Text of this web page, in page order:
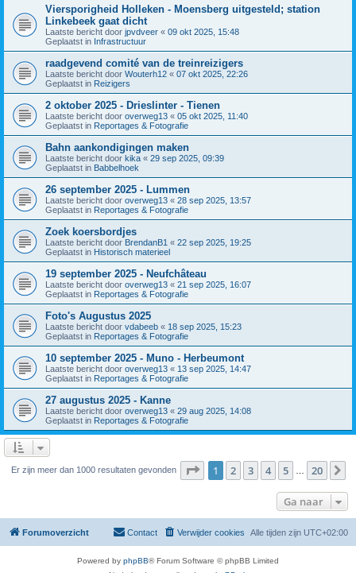
Viersporigheid Holleken - Moensberg uitgesteld; station
Linkebeek gaat dicht
Laatste bericht door jpvdveer « 09 okt 2025, 15:48
Geplaatst in Infrastructuur
raadgevend comité van de treinreizigers
Laatste bericht door Wouterh12 « 07 okt 2025, 22:26
Geplaatst in Reizigers
2 oktober 2025 - Drieslinter - Tienen
Laatste bericht door overweg13 « 05 okt 2025, 11:40
Geplaatst in Reportages & Fotografie
Bahn aankondigingen maken
Laatste bericht door kika « 29 sep 2025, 09:39
Geplaatst in Babbelhoek
26 september 2025 - Lummen
Laatste bericht door overweg13 « 28 sep 2025, 13:57
Geplaatst in Reportages & Fotografie
Zoek koersbordjes
Laatste bericht door BrendanB1 « 22 sep 2025, 19:25
Geplaatst in Historisch materieel
19 september 2025 - Neufchâteau
Laatste bericht door overweg13 « 21 sep 2025, 16:07
Geplaatst in Reportages & Fotografie
Foto's Augustus 2025
Laatste bericht door vdabeeb « 18 sep 2025, 15:23
Geplaatst in Reportages & Fotografie
10 september 2025 - Muno - Herbeumont
Laatste bericht door overweg13 « 13 sep 2025, 14:47
Geplaatst in Reportages & Fotografie
27 augustus 2025 - Kanne
Laatste bericht door overweg13 « 29 aug 2025, 14:08
Geplaatst in Reportages & Fotografie
Er zijn meer dan 1000 resultaten gevonden Pagina van 20
1 2 3 4 5 20
Ga naar
Forumoverzicht Alle tijden zijn UTC+02:00
Verwijder cookies
Contact
Powered by phpBB® Forum Software © phpBB Limited